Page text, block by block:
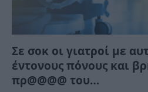
Σε σοκ οι γιατροί με
έντονους πόνους και
πρ@@@@ του…